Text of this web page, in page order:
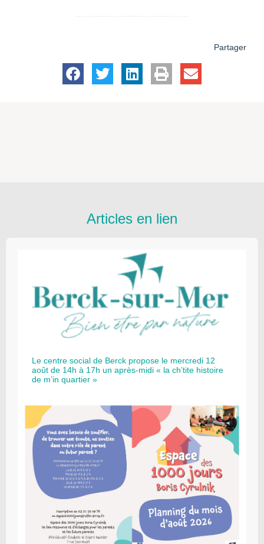
Partager
Articles en lien
Le centre social de Berck propose le mercredi 12
août de 14h à 17h un après-midi « la ch’tite histoire
de m’in quartier »